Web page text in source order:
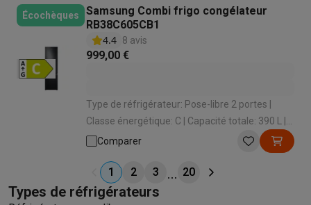
Écochèques
Samsung Combi frigo congélateur
RB38C605CB1
4.4 8 avis
999,00 €
Type de réfrigérateur: Pose-libre 2 portes |
Classe énergétique: C | Capacité totale: 390 L |
Système de froid congélateur: No Frost | Niveau
Comparer
1 2 3 20
Types de réfrigérateurs